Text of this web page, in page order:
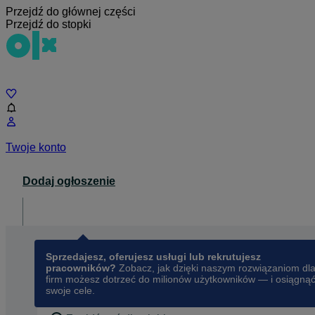
Przejdź do głównej części
Przejdź do stopki
Twoje konto
Dodaj ogłoszenie
Sprzedajesz, oferujesz usługi lub rekrutujesz
pracowników? Zobacz, jak dzięki naszym rozwiązaniom dla
firm możesz dotrzeć do milionów użytkowników — i osiągnąć
swoje cele.